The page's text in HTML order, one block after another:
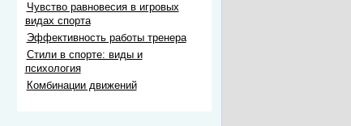
Чувство равновесия в игровых
видах спорта
Эффективность работы тренера
Стили в спорте: виды и
психология
Комбинации движений